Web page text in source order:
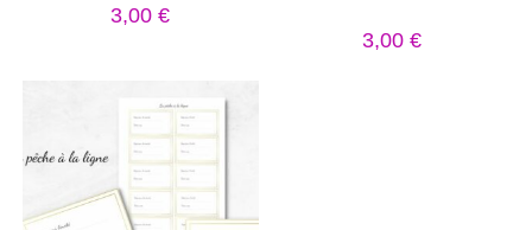
3,00€
3,00 €